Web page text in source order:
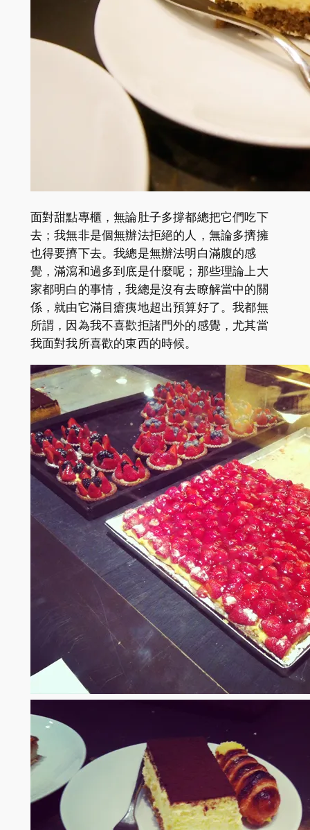
面對甜點專櫃，無論肚子多撐都總把它們吃下
去；我無非是個無辦法拒絕的人，無論多擠擁
也得要擠下去。我總是無辦法明白滿腹的感
覺，滿瀉和過多到底是什麼呢；那些理論上大
家都明白的事情，我總是沒有去瞭解當中的關
係，就由它滿目瘡痍地超出預算好了。我都無
所謂，因為我不喜歡拒諸門外的感覺，尤其當
我面對我所喜歡的東西的時候。